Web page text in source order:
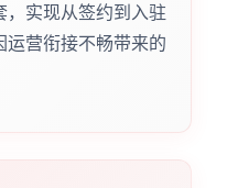
，实现从签约到入驻
运营衔接不畅带来的